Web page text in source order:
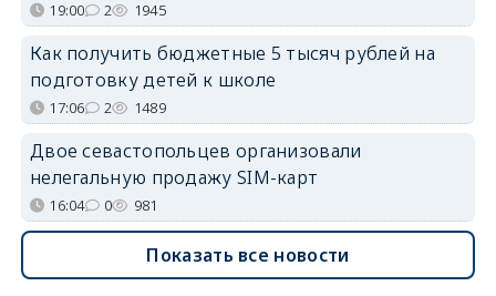
19:00 2 1945
Как получить бюджетные 5 тысяч рублей на
подготовку детей к школе
17:06 2 1489
Двое севастопольцев организовали
нелегальную продажу SIM-карт
16:04 0 981
Показать все новости